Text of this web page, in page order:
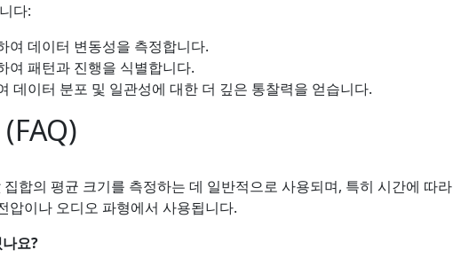
다:
여 데이터 변동성을 측정합니다.
여 패턴과 진행을 식별합니다.
데이터 분포 및 일관성에 대한 더 깊은 통찰력을 얻습니다.
집합의 평균 크기를 측정하는 데 일반적으로 사용되며, 특히 시간에 따라
압이나 오디오 파형에서 사용됩니다.
요?